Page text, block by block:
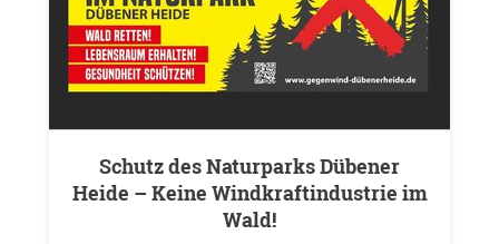
Schutz des Naturparks Dübener
Heide – Keine Windkraftindustrie im
Wald!